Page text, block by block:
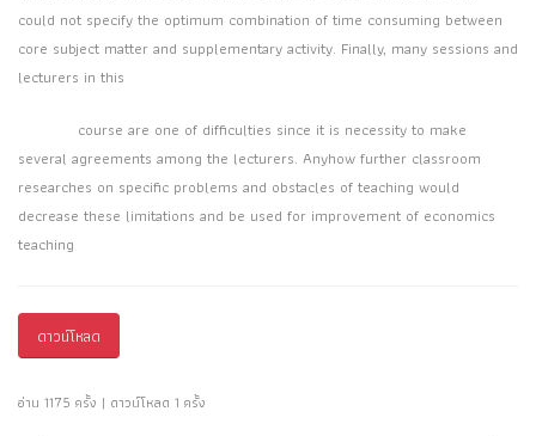
could not specify the optimum combination of time consuming between
core subject matter and supplementary activity. Finally, many sessions and
lecturers in this
course are one of difficulties since it is necessity to make
several agreements among the lecturers. Anyhow further classroom
researches on specific problems and obstacles of teaching would
decrease these limitations and be used for improvement of economics
teaching
ดาวน์โหลด
อ่าน 1175 ครั้ง | ดาวน์โหลด 1 ครั้ง